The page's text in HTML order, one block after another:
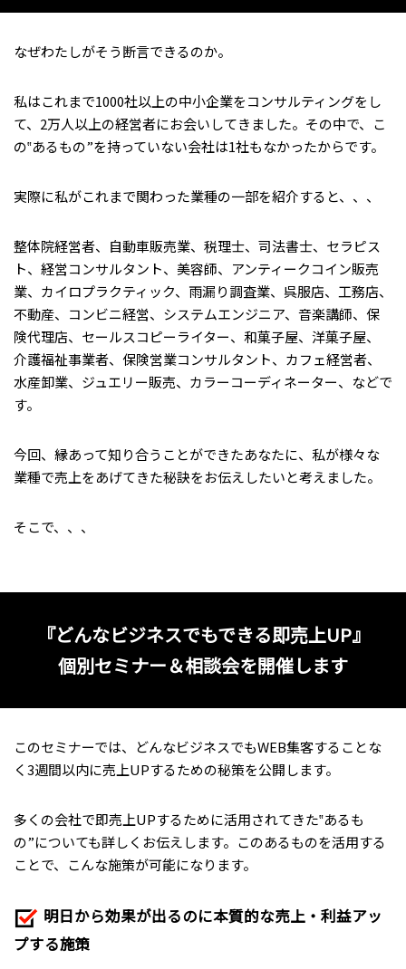
なぜわたしがそう断言できるのか。
私はこれまで1000社以上の中小企業をコンサルティングをし
て、2万人以上の経営者にお会いしてきました。その中で、こ
の‟あるもの”を持っていない会社は1社もなかったからです。
実際に私がこれまで関わった業種の一部を紹介すると、、、
整体院経営者、自動車販売業、税理士、司法書士、セラピス
ト、経営コンサルタント、美容師、アンティークコイン販売
業、カイロプラクティック、雨漏り調査業、呉服店、工務店、
不動産、コンビニ経営、システムエンジニア、音楽講師、保
険代理店、セールスコピーライター、和菓子屋、洋菓子屋、
介護福祉事業者、保険営業コンサルタント、カフェ経営者、
水産卸業、ジュエリー販売、カラーコーディネーター、などで
す。
今回、縁あって知り合うことができたあなたに、私が様々な
業種で売上をあげてきた秘訣をお伝えしたいと考えました。
そこで、、、
『どんなビジネスでもできる即売上UP』
個別セミナー＆相談会を開催します
このセミナーでは、どんなビジネスでもWEB集客することな
く3週間以内に売上UPするための秘策を公開します。
多くの会社で即売上UPするために活用されてきた‟あるも
の”についても詳しくお伝えします。このあるものを活用する
ことで、こんな施策が可能になります。
明日から効果が出るのに本質的な売上・利益アッ
プする施策